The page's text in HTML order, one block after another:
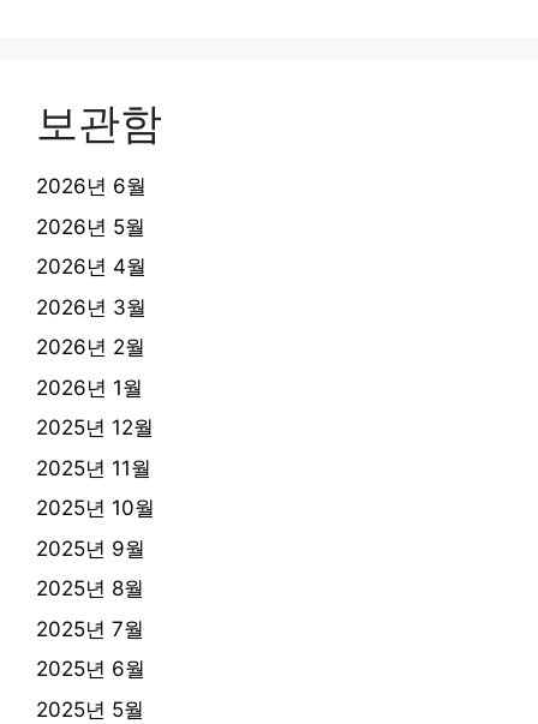
보관함
2026년 6월
2026년 5월
2026년 4월
2026년 3월
2026년 2월
2026년 1월
2025년 12월
2025년 11월
2025년 10월
2025년 9월
2025년 8월
2025년 7월
2025년 6월
2025년 5월